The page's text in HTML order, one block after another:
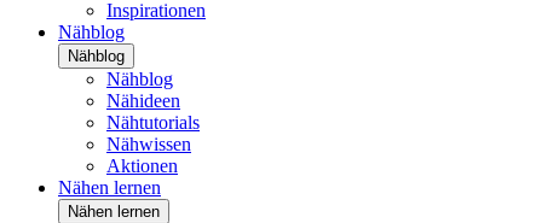
Inspirationen
Nähblog
Nähblog
Nähblog
Nähideen
Nähtutorials
Nähwissen
Aktionen
Nähen lernen
Nähen lernen